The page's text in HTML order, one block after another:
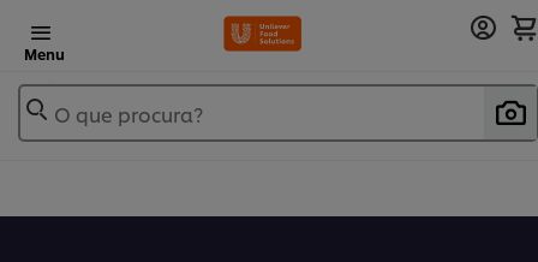
Menu
O que procura?